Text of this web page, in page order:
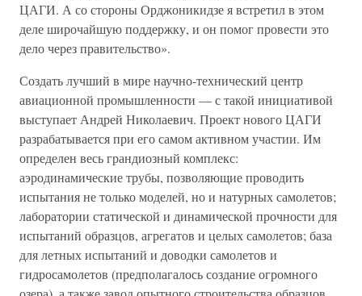
ЦАГИ. А со стороны Орджоникидзе я встретил в этом
деле широчайшую поддержку, и он помог провести это
дело через правительство».
Создать лучший в мире научно-технический центр
авиационной промышленности — с такой инициативой
выступает Андрей Николаевич. Проект нового ЦАГИ
разрабатывается при его самом активном участии. Им
определен весь грандиозный комплекс:
аэродинамические трубы, позволяющие проводить
испытания не только моделей, но и натурных самолетов;
лаборатории статической и динамической прочности для
испытаний образцов, агрегатов и целых самолетов; база
для летных испытаний и доводки самолетов и
гидросамолетов (предполагалось создание огромного